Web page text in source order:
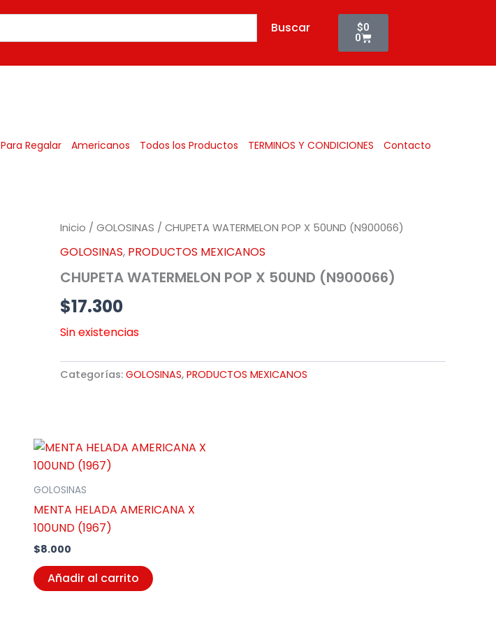
Buscar $0
0
Cart
Para Regalar Americanos Todos los Productos TERMINOS Y CONDICIONES Contacto
Inicio / GOLOSINAS / CHUPETA WATERMELON POP X 50UND (N900066)
GOLOSINAS, PRODUCTOS MEXICANOS
CHUPETA WATERMELON POP X 50UND (N900066)
$17.300
Sin existencias
Categorías: GOLOSINAS, PRODUCTOS MEXICANOS
GOLOSINAS
MENTA HELADA AMERICANA X
100UND (1967)
$8.000
Añadir al carrito